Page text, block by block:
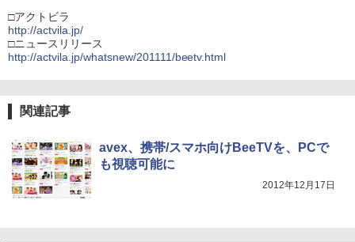
□アクトビラ
http://actvila.jp/
□ニュースリリース
http://actvila.jp/whatsnew/201111/beetv.html
関連記事
avex、携帯/スマホ向けBeeTVを、PCで
も視聴可能に
2012年12月17日